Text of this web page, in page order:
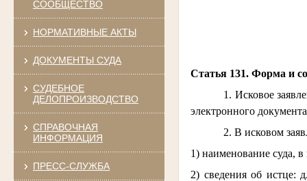
СООБЩЕСТВО
НОРМАТИВНЫЕ АКТЫ
ДОКУМЕНТЫ СУДА
СУДЕБНОЕ
ДЕЛОПРОИЗВОДСТВО
СПРАВОЧНАЯ
ИНФОРМАЦИЯ
ПРЕСС-СЛУЖБА
Статья 131. Форма и
1. Исковое
электронного
2. В исковом
1) наименование суда, в
2) сведения об истце: